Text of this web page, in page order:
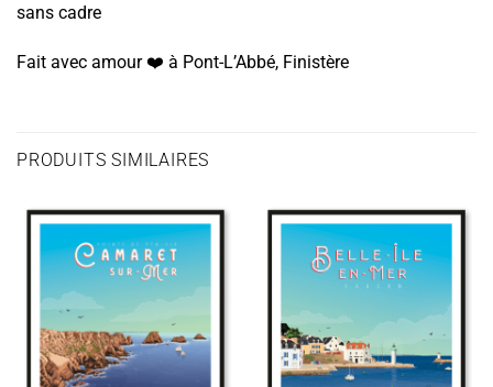
sans cadre
Fait avec amour ❤️️ à Pont-L’Abbé, Finistère
PRODUITS SIMILAIRES